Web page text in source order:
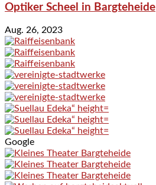
Optiker Scheel in Bargteheide
Aug. 26, 2023
Google